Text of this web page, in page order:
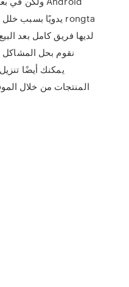
نقوم بحل المشاكل
يمكنك أيضًا
المنتجات من خلال